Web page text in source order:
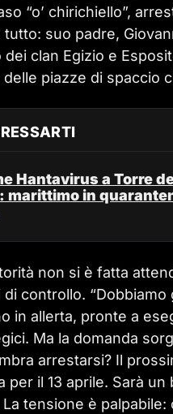
“o’ chirichiello”,
suo padre,
clan Egizio e
piazze di spaccio
Hantavirus a Torre
marittimo in
non si è fatta
controllo.
in allerta, pronte a
Ma la domanda
arrestarsi? Il
per il 13 aprile. Sarà
La tensione è